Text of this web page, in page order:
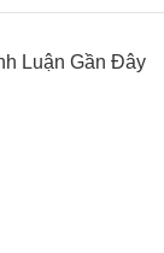
Luận Gần Đây